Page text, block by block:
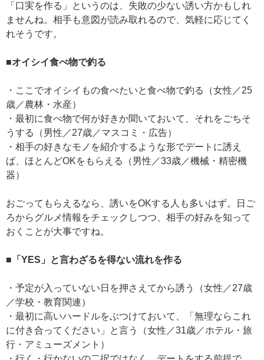
「口実を作る」というのは、失敗の少ない誘い方かもしれ
ませんね。相手も意図が読み取れるので、気軽に応じてく
れそうです。
■オイシイ食べ物で釣る
・ここでオイシイもの食べたいと食べ物で釣る（女性／25
歳／農林・水産）
・最初に食べ物で何が好きか聞いておいて、それをごちそ
うする（男性／27歳／マスコミ・広告）
・相手の好きなモノを紹介するような形でデートに誘え
ば、ほとんどOKをもらえる（男性／33歳／機械・精密機
器）
おごってもらえるなら、誘いをOKする人も多いはず。日ご
ろからグルメ情報をチェックしつつ、相手の好みを知って
おくことが大事ですね。
■「YES」と言わざるを得ない流れを作る
・予定が入っていない日を押さえてから誘う（女性／27歳
／学校・教育関連）
・最初に高いハードルをぶつけておいて、「無理ならこれ
に付き合ってください」と言う（女性／31歳／ホテル・旅
行・アミューズメント）